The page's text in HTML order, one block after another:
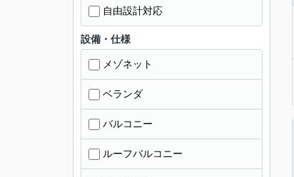
自由設計対応
設備・仕様
メゾネット
ベランダ
バルコニー
ルーフバルコニー